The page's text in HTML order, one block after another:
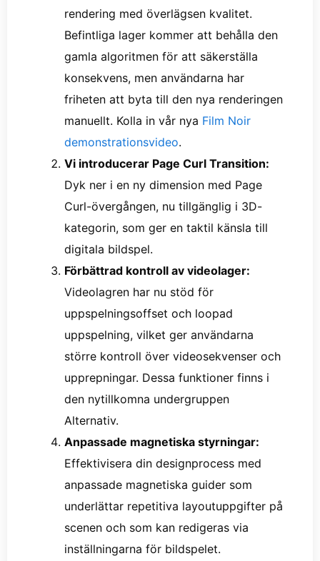
rendering med överlägsen kvalitet.
Befintliga lager kommer att behålla den
gamla algoritmen för att säkerställa
konsekvens, men användarna har
friheten att byta till den nya renderingen
manuellt. Kolla in vår nya Film Noir
demonstrationsvideo.
Vi introducerar Page Curl Transition:
Dyk ner i en ny dimension med Page
Curl-övergången, nu tillgänglig i 3D-
kategorin, som ger en taktil känsla till
digitala bildspel.
Förbättrad kontroll av videolager:
Videolagren har nu stöd för
uppspelningsoffset och loopad
uppspelning, vilket ger användarna
större kontroll över videosekvenser och
upprepningar. Dessa funktioner finns i
den nytillkomna undergruppen
Alternativ.
Anpassade magnetiska styrningar:
Effektivisera din designprocess med
anpassade magnetiska guider som
underlättar repetitiva layoutuppgifter på
scenen och som kan redigeras via
inställningarna för bildspelet.